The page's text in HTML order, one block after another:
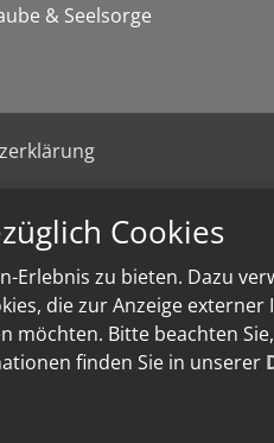
Cookies
Erlebnis zu bieten. Dazu
die zur Anzeige
möchten. Bitte beachten
finden Sie in unserer
& Seelsorge